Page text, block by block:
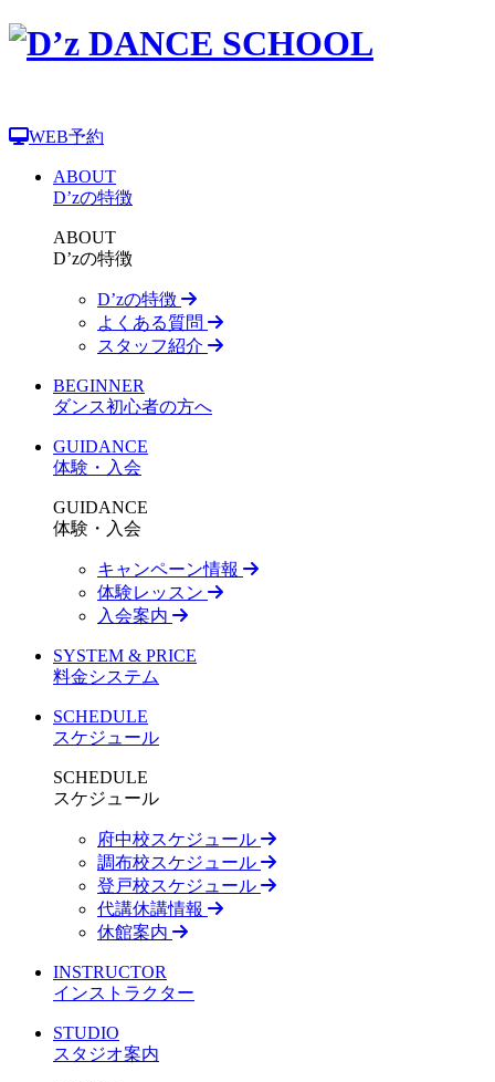
WEB予約
ABOUT
D’zの特徴
ABOUT
D’zの特徴
D’zの特徴
よくある質問
スタッフ紹介
BEGINNER
ダンス初心者の方へ
GUIDANCE
体験・入会
GUIDANCE
体験・入会
キャンペーン情報
体験レッスン
入会案内
SYSTEM & PRICE
料金システム
SCHEDULE
スケジュール
SCHEDULE
スケジュール
府中校スケジュール
調布校スケジュール
登戸校スケジュール
代講休講情報
休館案内
INSTRUCTOR
インストラクター
STUDIO
スタジオ案内